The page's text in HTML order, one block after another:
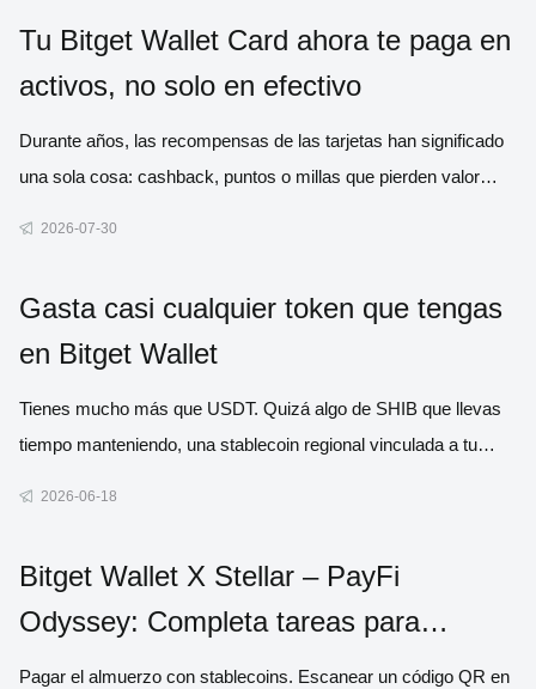
Tu Bitget Wallet Card ahora te paga en
activos, no solo en efectivo
Durante años, las recompensas de las tarjetas han significado
una sola cosa: cashback, puntos o millas que pierden valor
estado
2026-07-30
Gasta casi cualquier token que tengas
en Bitget Wallet
Tienes mucho más que USDT. Quizá algo de SHIB que llevas
tiempo manteniendo, una stablecoin regional vinculada a tu
respue
2026-06-18
Bitget Wallet X Stellar – PayFi
Odyssey: Completa tareas para
compartir 300,000$ en recompensas
Pagar el almuerzo con stablecoins. Escanear un código QR en